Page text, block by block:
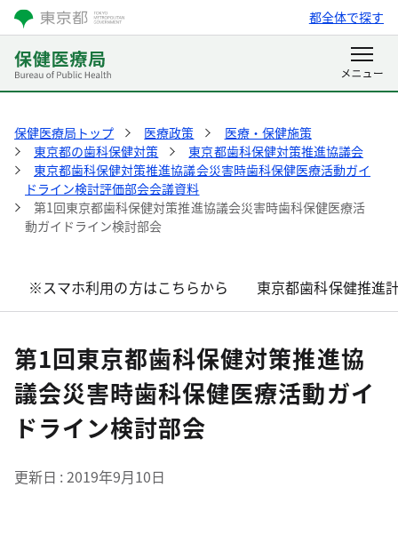
都全体で探す
保健医療局トップ 医療政策
医療・保健施策
東京都の歯科保健対策
東京都歯科保健対策推進協議会
東京都歯科保健対策推進協議会災害時歯科保健医療活動ガイ
ドライン検討評価部会会議資料
第1回東京都歯科保健対策推進協議会災害時歯科保健医療活
動ガイドライン検討部会
※スマホ利用の方はこちらから 東京都歯科保健推進
第1回東京都歯科保健対策推進協
議会災害時歯科保健医療活動ガイ
ドライン検討部会
更新日 2019年9月10日